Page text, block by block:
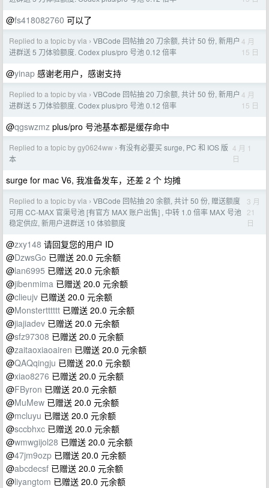
@fs418082760 可以了
Replied to a topic by vla › VBCode 回帖抽 20 刀余额, 共计 50 份, 新用户
进群送 5 刀体验额度. Codex plus/pro 号池 0.12 倍率
4 月
15 日
@yinap 感谢老用户，感谢支持
Replied to a topic by vla › VBCode 回帖抽 20 刀余额, 共计 50 份, 新用户
进群送 5 刀体验额度. Codex plus/pro 号池 0.12 倍率
4 月
15 日
@qgswzmz plus/pro 号池基本都是缓存命中
Replied to a topic by gy0624ww › 有没有必要买 surge, PC 和 IOS 版
本
4 月 1
日
surge for mac V6, 我准备发车，还差 2 个 均摊
Replied to a topic by vla › VBCode 回帖抽 20 余额, 共计 50 份, 赠送额度
可用 CC-MAX 官渠号池 [有官方 MAX 账户出售] , 中转 1.0 倍率 MAX 号池
稳定供应, 新用户进群送 10 体验额度
3 月
21
日
@zxy148 请回复您的用户 ID
@DzwsGo 已赠送 20.0 元余额
@lan6995 已赠送 20.0 元余额
@jibenmima 已赠送 20.0 元余额
@clieujv 已赠送 20.0 元余额
@Monstertttttt 已赠送 20.0 元余额
@jiajiadev 已赠送 20.0 元余额
@sfz97308 已赠送 20.0 元余额
@zaitaoxiaoairen 已赠送 20.0 元余额
@QAQqingju 已赠送 20.0 元余额
@xiao8276 已赠送 20.0 元余额
@FByron 已赠送 20.0 元余额
@MuMew 已赠送 20.0 元余额
@mcluyu 已赠送 20.0 元余额
@sccbhxc 已赠送 20.0 元余额
@wmwgijol28 已赠送 20.0 元余额
@47jm9ozp 已赠送 20.0 元余额
@abcdecsf 已赠送 20.0 元余额
@liyangtom 已赠送 20.0 元余额